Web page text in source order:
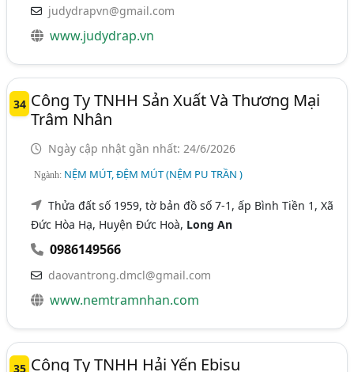
judydrapvn@gmail.com
www.judydrap.vn
34 Công Ty TNHH Sản Xuất Và Thương Mại
Trâm Nhân
Ngày cập nhật gần nhất: 24/6/2026
Ngành: NỆM MÚT, ĐỆM MÚT (NỆM PU TRẦN )
Thửa đất số 1959, tờ bản đồ số 7-1, ấp Bình Tiền 1, Xã
Đức Hòa Hạ, Huyện Đức Hoà, Long An
0986149566
daovantrong.dmcl@gmail.com
www.nemtramnhan.com
35 Công Ty TNHH Hải Yến Ebisu